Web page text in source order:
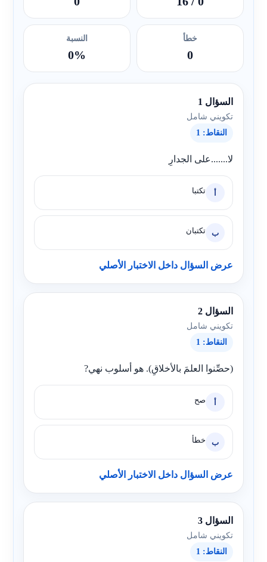
خطأ
0
النسبة
0%
السؤال 1
تكويني شامل
النقاط: 1
لا.......على الجدارِ
أ تكتبا
ب تكتبان
عرض السؤال داخل الاختبار الأصلي
السؤال 2
تكويني شامل
النقاط: 1
(حصِّنوا العلمَ بالأخلاقِ). هو أسلوب نهي?
أ صح
ب خطأ
عرض السؤال داخل الاختبار الأصلي
السؤال 3
تكويني شامل
النقاط: 1